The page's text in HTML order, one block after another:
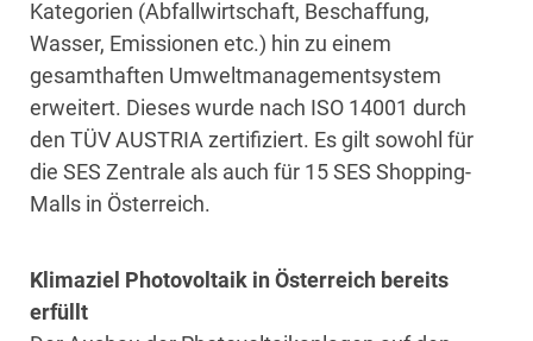
Kategorien (Abfallwirtschaft, Beschaffung,
Wasser, Emissionen etc.) hin zu einem
gesamthaften Umweltmanagementsystem
erweitert. Dieses wurde nach ISO 14001 durch
den TÜV AUSTRIA zertifiziert. Es gilt sowohl für
die SES Zentrale als auch für 15 SES Shopping-
Malls in Österreich.
Klimaziel Photovoltaik in Österreich bereits
erfüllt